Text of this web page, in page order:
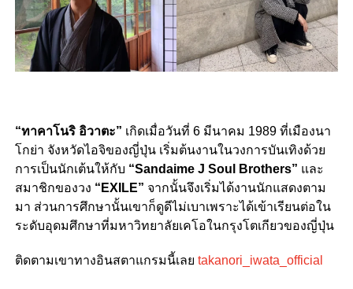
“ทาคาโนริ อิวาตะ” เกิดเมื่อวันที่ 6 มีนาคม 1989 ที่เมืองนา
โกย่า จังหวัดไอจิของญี่ปุ่น เริ่มต้นงานในวงการบันเทิงด้วย
การเป็นนักเต้นให้กับ “Sandaime J Soul Brothers” และ
สมาชิกของวง “EXILE” จากนั้นจึงเริ่มได้งานนักแสดงตาม
มา ส่วนการศึกษานั้นเขาก็ดูดีไม่เบาเพราะได้เข้าเรียนต่อใน
ระดับอุดมศึกษาที่มหาวิทยาลัยเคโอในกรุงโตเกียวของญี่ปุ่น
ติดตามเขาทางอินสตาแกรมนี้เลย takanori_iwata_official